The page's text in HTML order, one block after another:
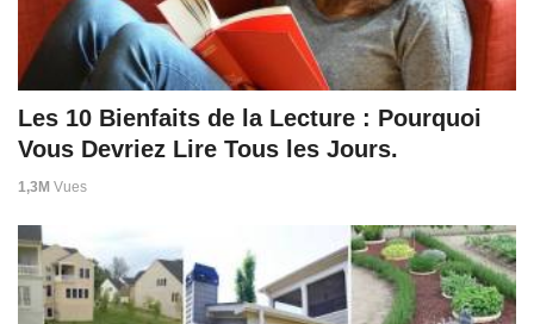
Les 10 Bienfaits de la Lecture : Pourquoi
Vous Devriez Lire Tous les Jours.
1,3M Vues